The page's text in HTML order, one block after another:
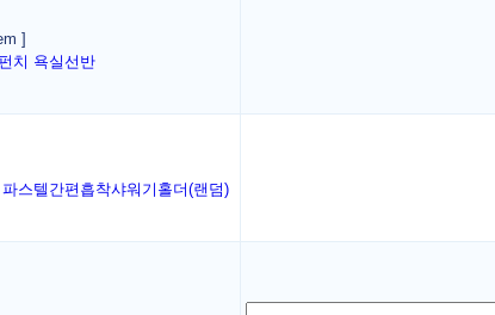
]
치 욕실선반
파스텔간편흡착샤워기홀더(랜덤)